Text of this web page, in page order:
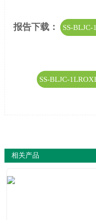
报告下载： SS-
SS-BLJC-
相关产品